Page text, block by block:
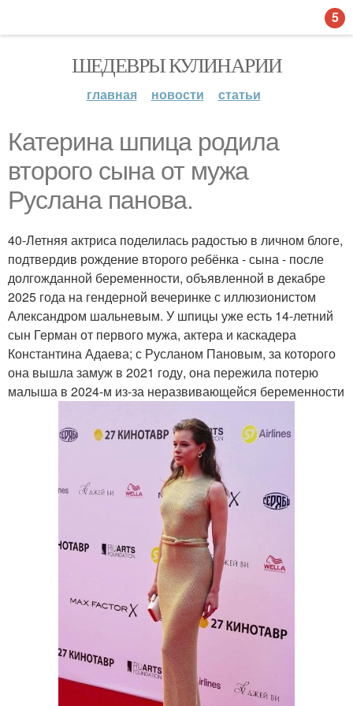
ШЕДЕВРЫ КУЛИНАРИИ
главная новости статьи
Катерина шпица родила
второго сына от мужа
Руслана панова.
40-Летняя актриса поделилась радостью в личном блоге,
подтвердив рождение второго ребёнка - сына - после
долгожданной беременности, объявленной в декабре
2025 года на гендерной вечеринке с иллюзионистом
Александром шальневым. У шпицы уже есть 14-летний
сын Герман от первого мужа, актера и каскадера
Константина Адаева; с Русланом Пановым, за которого
она вышла замуж в 2021 году, она пережила потерю
малыша в 2024-м из-за неразвивающейся беременности
5